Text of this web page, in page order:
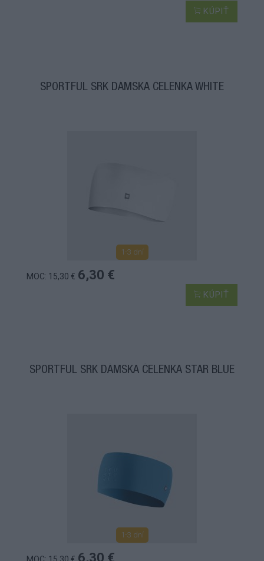
KÚPIŤ
SPORTFUL SRK DÁMSKA ČELENKA WHITE
1-3 dní
MOC: 15,30 € 6,30 €
KÚPIŤ
SPORTFUL SRK DÁMSKA ČELENKA STAR BLUE
1-3 dní
6,30 €